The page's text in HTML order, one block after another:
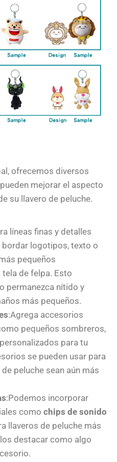
ofrecemos diversos
mejorar el aspecto
su llavero de peluche.
líneas finas y detalles
logotipos, texto o
pequeños
de felpa. Esto
permanezca nítido y
más pequeños.
:Agrega accesorios
pequeños sombreros,
para tu
se pueden usar para
peluche sean aún más
:Podemos incorporar
como chips de sonido
llaveros de peluche más
destacar como algo